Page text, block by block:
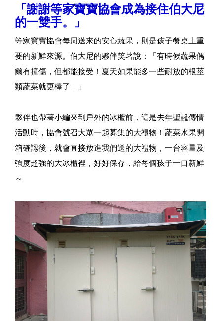
「謝謝等家寶寶協會成為接住伯大尼
的一雙手。」
等家寶寶協會每周送來的安心蔬果，則是孩子餐桌上重
要的新鮮來源。伯大尼的夥伴笑著說：「有時候蔬果偶
爾有撞傷，但都能接受！夏天如果能多一些耐放的根莖
類蔬菜就更棒了！」
夥伴也帶著小編來到戶外的冰櫃前，這是去年聖誕傳情
活動時，協會號召大眾一起募集的大禮物！蔬菜水果開
箱確認後，就會直接放進我們送的大禮物，一台容量及
強度超強的大冰櫃裡，好好保存，給每個孩子一口新鮮
～